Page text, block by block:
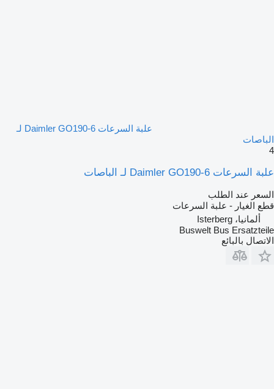
علبة السرعات Daimler GO190-6 لـ
الباصات
4
علبة السرعات Daimler GO190-6 لـ الباصات
السعر عند الطلب
قطع الغيار - علبة السرعات
ألمانيا، Isterberg
Buswelt Bus Ersatzteile
الاتصال بالبائع